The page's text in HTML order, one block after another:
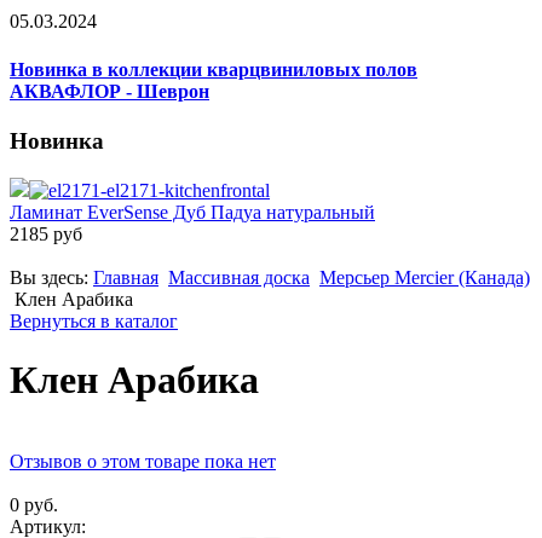
05.03.2024
Новинка в коллекции кварцвиниловых полов
АКВАФЛОР - Шеврон
Новинка
Ламинат EverSense Дуб Падуа натуральный
2185 руб
Вы здесь: Главная Массивная доска Мерсьер Mercier (Канада)
Клен Арабика
Вернуться в каталог
Клен Арабика
Отзывов о этом товаре пока нет
0 руб.
Артикул: